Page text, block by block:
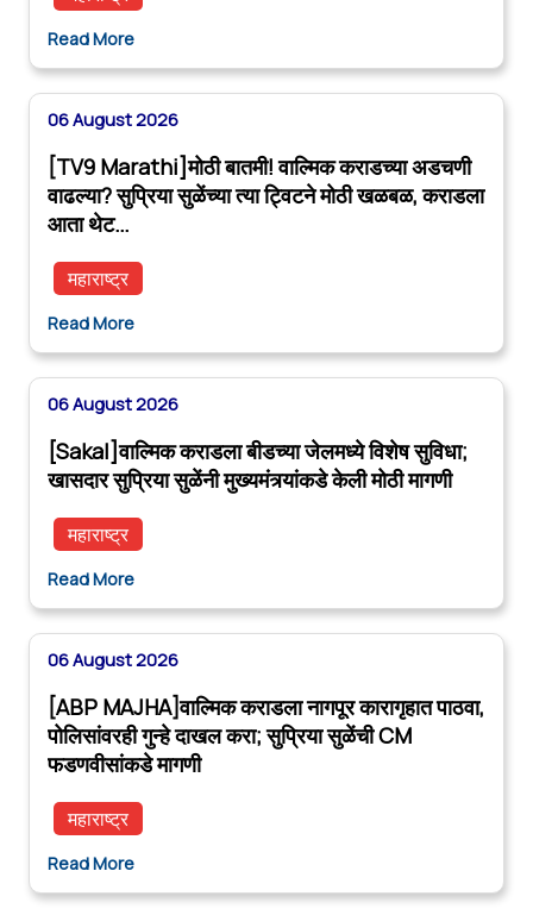
Read More
06 August 2026
[TV9 Marathi]मोठी बातमी! वाल्मिक कराडच्या अडचणी
वाढल्या? सुप्रिया सुळेंच्या त्या ट्विटने मोठी खळबळ, कराडला
आता थेट…
महाराष्ट्र
Read More
06 August 2026
[Sakal]वाल्मिक कराडला बीडच्या जेलमध्ये विशेष सुविधा;
खासदार सुप्रिया सुळेंनी मुख्यमंत्र्यांकडे केली मोठी मागणी
महाराष्ट्र
Read More
06 August 2026
[ABP MAJHA]वाल्मिक कराडला नागपूर कारागृहात पाठवा,
पोलिसांवरही गुन्हे दाखल करा; सुप्रिया सुळेंची CM
फडणवीसांकडे मागणी
महाराष्ट्र
Read More